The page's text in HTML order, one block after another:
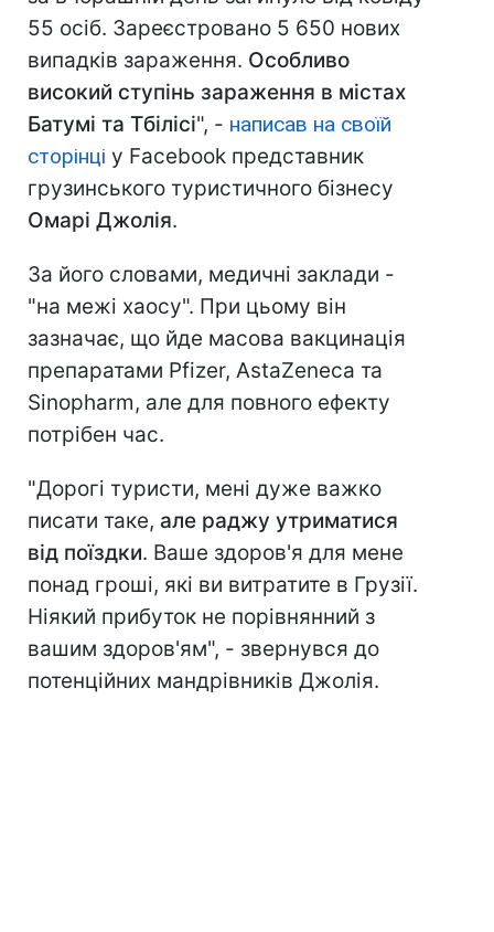
55 осіб. Зареєстровано 5 650 нових
випадків зараження. Особливо
високий ступінь зараження в містах
Батумі та Тбілісі", - написав на своїй
сторінці у Facebook представник
грузинського туристичного бізнесу
Омарі Джолія.
За його словами, медичні заклади -
"на межі хаосу". При цьому він
зазначає, що йде масова вакцинація
препаратами Pfizer, AstaZeneca та
Sinopharm, але для повного ефекту
потрібен час.
"Дорогі туристи, мені дуже важко
писати таке, але раджу утриматися
від поїздки. Ваше здоров'я для мене
понад гроші, які ви витратите в Грузії.
Ніякий прибуток не порівнянний з
вашим здоров'ям", - звернувся до
потенційних мандрівників Джолія.